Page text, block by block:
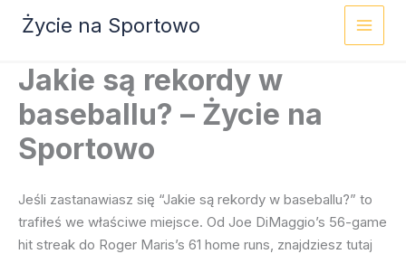
Przejdź
Życie na Sportowo
Jakie są rekordy w
baseballu? – Życie na
Sportowo
Jeśli zastanawiasz się “Jakie są rekordy w baseballu?” to
trafiłeś we właściwe miejsce. Od Joe DiMaggio’s 56-game
hit streak do Roger Maris’s 61 home runs, znajdziesz tutaj